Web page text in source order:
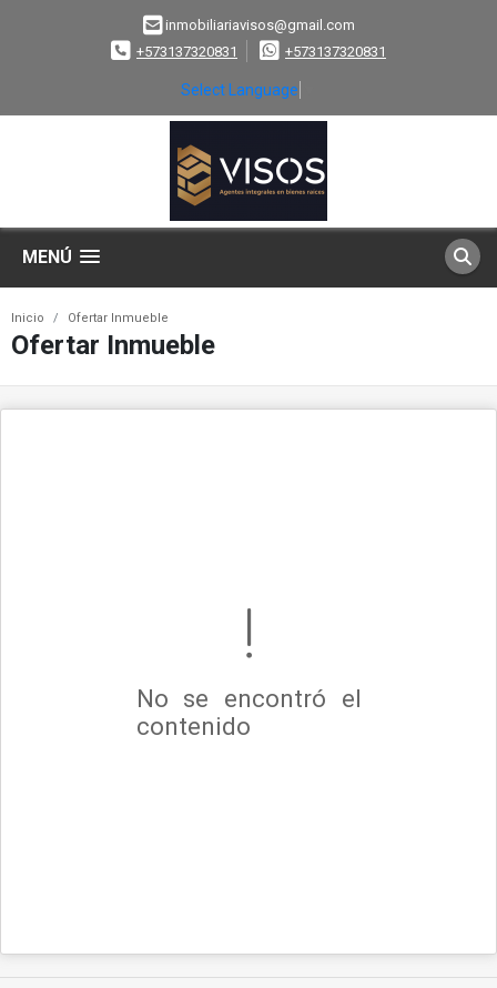
inmobiliariavisos@gmail.com
+573137320831
+573137320831
Select Language
MENÚ
Inicio Ofertar Inmueble
Ofertar Inmueble
No se encontró el
contenido